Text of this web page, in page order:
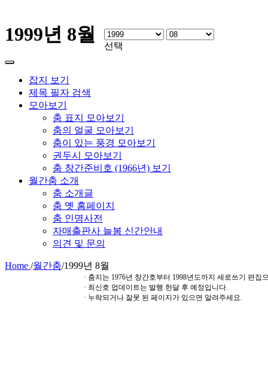
1999년 8월
선택
잡지 보기
제목 필자 검색
모아보기
춤 표지 모아보기
춤의 얼굴 모아보기
춤이 있는 풍경 모아보기
권두시 모아보기
춤 창간준비호 (1966년) 보기
월간춤 소개
춤 소개글
춤 옛 홈페이지
춤 인명사전
자매출판사 늘봄 신간안내
의견 및 문의
Home /월간춤/1999년 8월
· 춤지는 1976년 창간호부터 1998년도까지 세로쓰기 편집
· 최신호 업데이트는 발행 한달 후 예정입니다.
· 누락되거나 잘못 된 페이지가 있으면 알려주세요.